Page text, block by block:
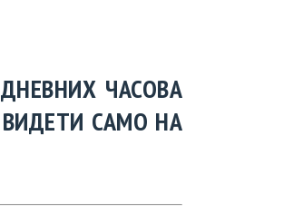
ЧАСОВА
САМО НА